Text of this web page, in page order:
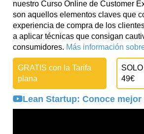
nuestro Curso Online de Customer
son aquellos elementos claves que
experiencia de compra de los
a aplicar técnicas que consigan
consumidores. Más información
GRATIS con la Tarifa
plana
49€
Lean Startup: Conoce